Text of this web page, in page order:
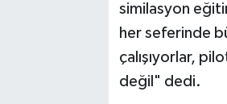
similasyon
her seferinde
çalışıyorlar,
değil" dedi.